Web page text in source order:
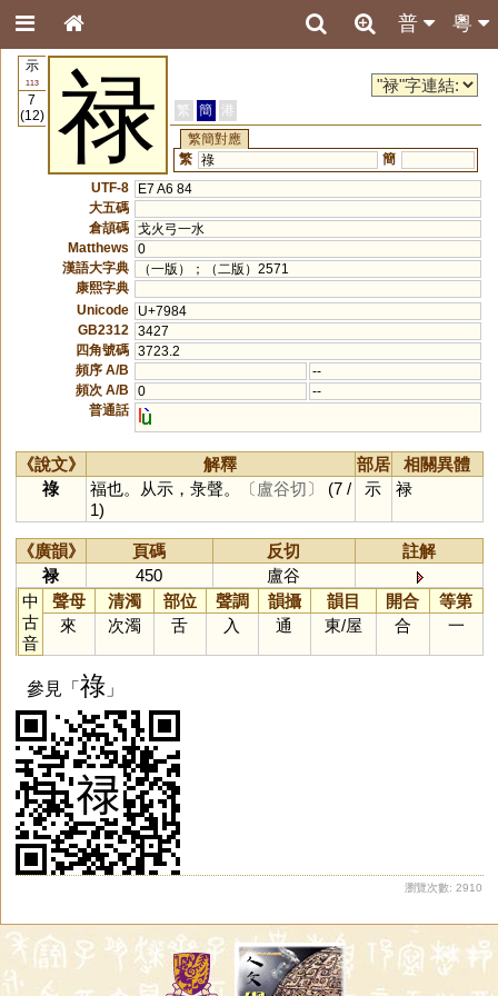
粵
普
示
113
7
(12)
禄 繁 簡
港
繁簡對應
繁 祿
簡
UTF-8
E7 A6 84
大五碼
倉頡碼 戈火弓一水
Matthews
0
漢語大字典
（一版）；（二版）2571
康熙字典
Unicode
U+7984
GB2312
3427
四角號碼 3723.2
頻序 A/B
--
頻次 A/B
0
--
普通話
l
《說文》 解釋 部居
相關異體
祿
福也。从示，彔聲。 〔盧谷切〕
(7 /
1)
示 禄
《廣韻》 頁碼 反切
註解
禄
450
盧谷
中
古
音
聲母 清濁 部位 聲調 韻攝 韻目 開合
等第
來
次濁 舌 入 通 東/屋 合 一
參見「祿」
瀏覽次數: 2910